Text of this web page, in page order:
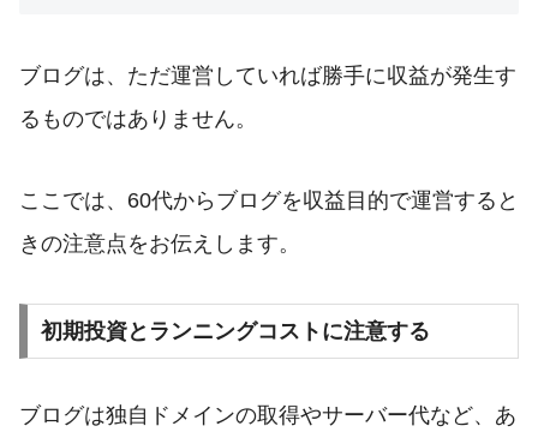
ブログは、ただ運営していれば勝手に収益が発生す
るものではありません。
ここでは、60代からブログを収益目的で運営すると
きの注意点をお伝えします。
初期投資とランニングコストに注意する
ブログは独自ドメインの取得やサーバー代など、あ